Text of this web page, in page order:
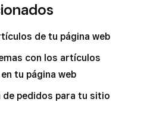
de tu página web
con los artículos
tu página web
de pedidos para tu sitio